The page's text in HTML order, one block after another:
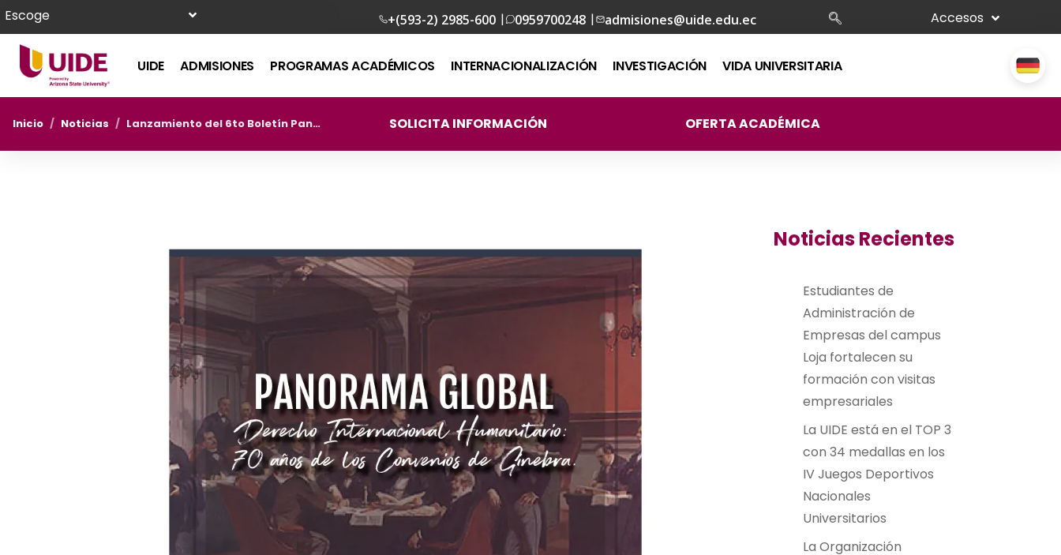
Escoge +(593-2) 2985-600 | 0959700248 | admisiones@uide.edu.ec Accesos
UIDE ADMISIONES PROGRAMAS ACADÉMICOS INTERNACIONALIZACIÓN INVESTIGACIÓN VIDA UNIVERSITARIA
Inicio / Noticias / Lanzamiento del 6to Boletín Panorama Global SOLICITA INFORMACIÓN OFERTA ACADÉMICA
Noticias Recientes
Estudiantes de
Administración de
Empresas del campus
Loja fortalecen su
formación con visitas
empresariales
La UIDE está en el TOP 3
con 34 medallas en los
IV Juegos Deportivos
Nacionales
Universitarios
La Organización